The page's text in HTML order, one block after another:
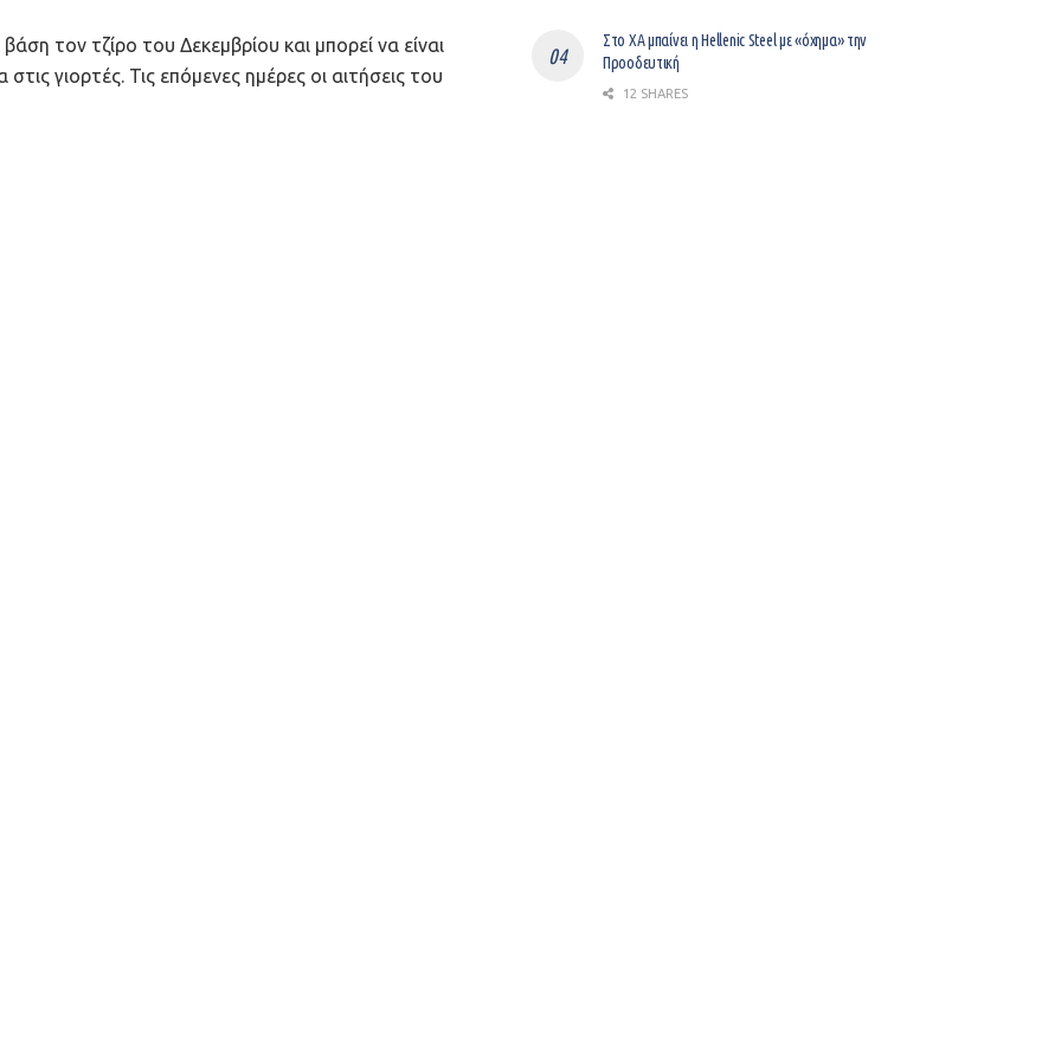
τον τζίρο του Δεκεμβρίου και μπορεί να είναι
γιορτές. Τις επόμενες ημέρες οι αιτήσεις του
Στο ΧΑ μπαίνει η Hellenic Steel με «όχημα» την
Προοδευτική
12 SHARES